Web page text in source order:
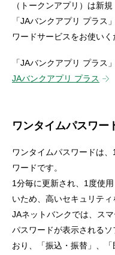
JAネットバンクトップ
セキュリティ
使い方
困った時は
（トークンアプリ）は新
「JAバンクアプリ プラス
ワードサービスをお使いく
「JAバンクアプリ プラス
JAバンクアプリ プラス
ワンタイムパスワー
ワンタイムパスワードは
ワードです。
1分毎に更新され、1度使
いため、高いセキュリティ
JAネットバンクでは、ス
パスワードが表示される
おり、「振込・振替」、